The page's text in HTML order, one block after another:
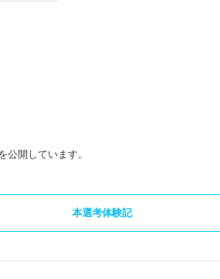
公開しています。
本選考体験記